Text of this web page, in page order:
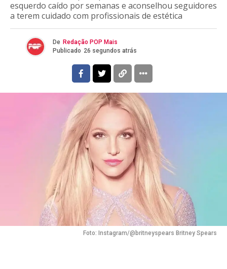
esquerdo caído por semanas e aconselhou seguidores
a terem cuidado com profissionais de estética
De Redação POP Mais
Publicado 26 segundos atrás
Foto: Instagram/@britneyspears Britney Spears